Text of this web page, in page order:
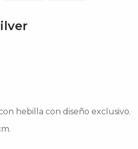
hebilla con diseño exclusivo.